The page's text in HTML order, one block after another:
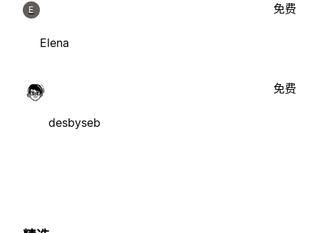
E
Elena
免费
desbyseb
免费